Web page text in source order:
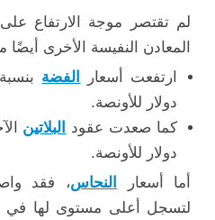
لم تقتصر موجة الارتفاع
المعادن النفيسة الأخرى
ارتفعت أسعار
الفضة
دولار للأونصة.
كما صعدت عقود
البلاتين
دولار للأونصة.
أما أسعار
النحاس، فقد
لتسجل أعلى مستوى لها في